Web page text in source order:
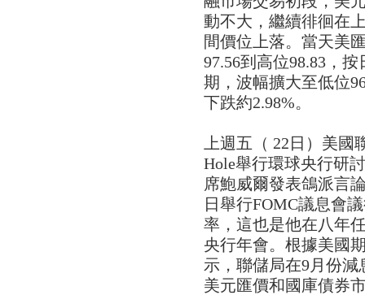
動不大，繼續徘徊在
間價位上落。當天美
97.56到高位98.83，
期，波幅擴大至低位
下跌約2.98%。
上週五（ 22日）美國
Hole舉行環球央行研
席鮑威爾發表鴿派言
日舉行FOMC議息會
率，這也是他在八年
央行年會。根據美國
示，聯儲局在9月份減
美元匯價和國庫債券